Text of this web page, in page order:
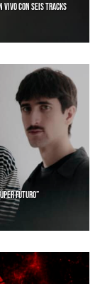
VIVO CON SEIS TRACKS
FUTURO”